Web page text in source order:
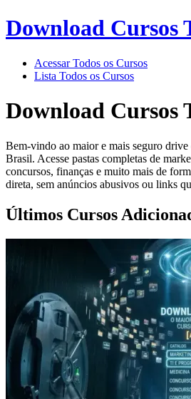
Download Cursos
Acessar Todos os Cursos
Lista Todos os Cursos
Download Cursos
Bem-vindo ao maior e mais seguro
Brasil. Acesse pastas completas de
concursos, finanças e muito mais de
direta, sem anúncios abusivos ou links
Últimos Cursos